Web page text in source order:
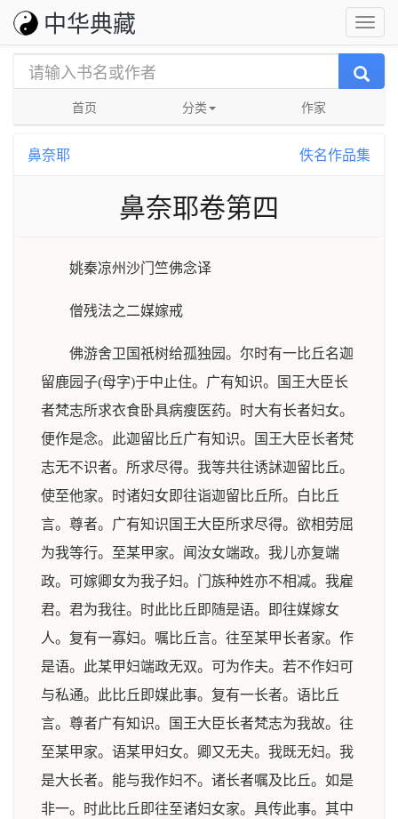
中华典藏
首页 分类 作家
鼻奈耶 佚名作品集
鼻奈耶卷第四
姚秦凉州沙门竺佛念译
僧残法之二媒嫁戒
佛游舍卫国祇树给孤独园。尔时有一比丘名迦
留鹿园子(母字)于中止住。广有知识。国王大臣长
者梵志所求衣食卧具病瘦医药。时大有长者妇女。
便作是念。此迦留比丘广有知识。国王大臣长者梵
志无不识者。所求尽得。我等共往诱訹迦留比丘。
使至他家。时诸妇女即往诣迦留比丘所。白比丘
言。尊者。广有知识国王大臣所求尽得。欲相劳屈
为我等行。至某甲家。闻汝女端政。我儿亦复端
政。可嫁卿女为我子妇。门族种姓亦不相减。我雇
君。君为我往。时此比丘即随是语。即往媒嫁女
人。复有一寡妇。嘱比丘言。往至某甲长者家。作
是语。此某甲妇端政无双。可为作夫。若不作妇可
与私通。此比丘即媒此事。复有一长者。语比丘
言。尊者广有知识。国王大臣长者梵志为我故。往
至某甲家。语某甲妇女。卿又无夫。我既无妇。我
是大长者。能与我作妇不。诸长者嘱及比丘。如是
非一。时此比丘即往至诸妇女家。具传此事。其中